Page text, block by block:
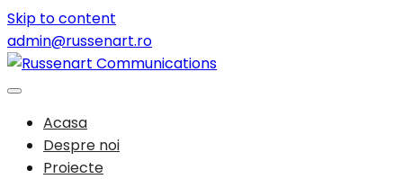
Skip to content
admin@russenart.ro
Acasa
Despre noi
Proiecte